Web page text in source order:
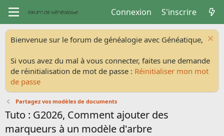
Connexion S'inscrire
Bienvenue sur le forum de généalogie avec Généatique,
Si vous avez du mal à vous connecter, faites une demande
de réinitialisation de mot de passe : Réinitialiser mon mot
de passe
Partagez vos modèles de documents
Tuto : G2026, Comment ajouter des
marqueurs à un modèle d'arbre